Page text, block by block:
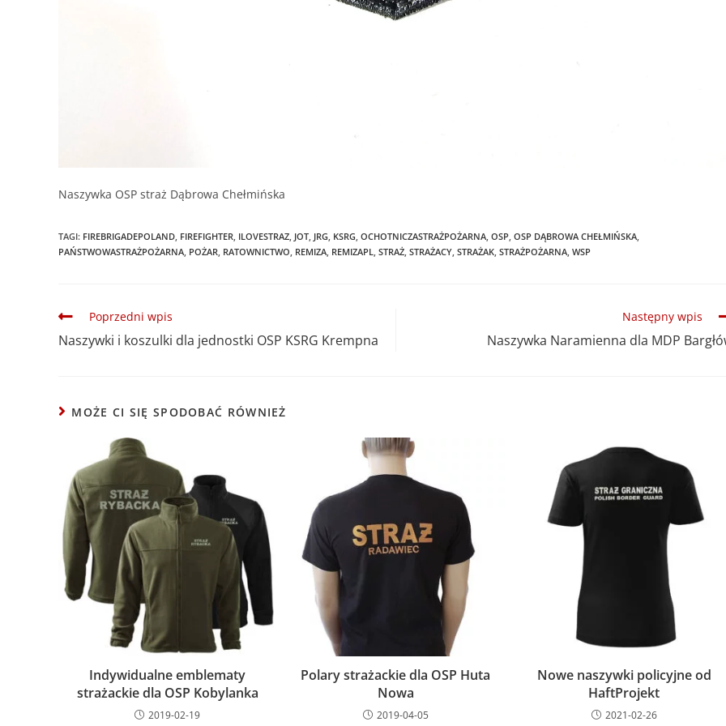
Naszywka OSP straż Dąbrowa Chełmińska
TAGI: FIREBRIGADEPOLAND, FIREFIGHTER, ILOVESTRAZ, JOT, JRG, KSRG, OCHOTNICZASTRAŻPOŻARNA, OSP, OSP DĄBROWA CHEŁMIŃSKA,
PAŃSTWOWASTRAŻPOŻARNA, POŻAR, RATOWNICTWO, REMIZA, REMIZAPL, STRAŻ, STRAŻACY, STRAŻAK, STRAŻPOŻARNA, WSP
Poprzedni wpis
Naszywki i koszulki dla jednostki OSP KSRG Krempna
Następny wpis
Naszywka Naramienna dla MDP
MOŻE CI SIĘ SPODOBAĆ RÓWNIEŻ
Indywidualne emblematy
strażackie dla OSP Kobylanka
2019-02-19
Polary strażackie dla OSP Huta
Nowa
2019-04-05
Nowe naszywki policyjne od
HaftProjekt
2021-02-26